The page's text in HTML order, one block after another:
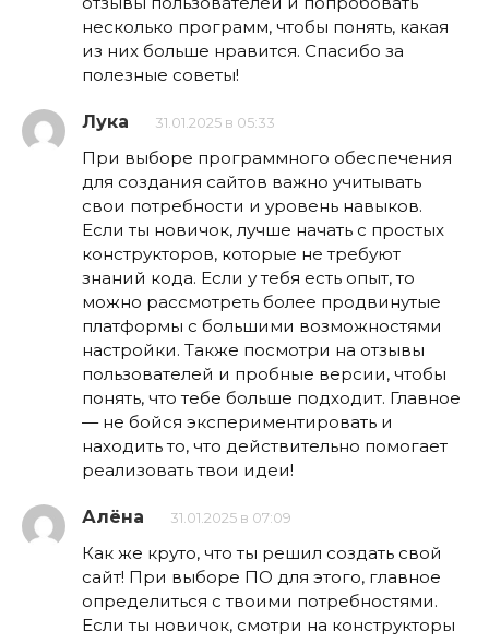
несколько программ, чтобы понять, какая
из них больше нравится. Спасибо за
полезные советы!
Лука 31.01.2025 в 05:33
При выборе программного обеспечения
для создания сайтов важно учитывать
свои потребности и уровень навыков.
Если ты новичок, лучше начать с простых
конструкторов, которые не требуют
знаний кода. Если у тебя есть опыт, то
можно рассмотреть более продвинутые
платформы с большими возможностями
настройки. Также посмотри на отзывы
пользователей и пробные версии, чтобы
понять, что тебе больше подходит. Главное
— не бойся экспериментировать и
находить то, что действительно помогает
реализовать твои идеи!
Алёна 31.01.2025 в 07:09
Как же круто, что ты решил создать свой
сайт! При выборе ПО для этого, главное
определиться с твоими потребностями.
Если ты новичок, смотри на конструкторы